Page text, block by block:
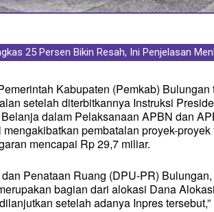
25 Persen Bikin Resah, Ini Penjelasan
Dugaan Keracunan MBG, Sampel Dikirim ke
Kabupaten (Pemkab)
setelah diterbitkannya Instruksi
dalam Pelaksanaan APBN dan
pembatalan proyek-proyek
mencapai Rp 29,7 miliar.
Penataan Ruang (DPU-PR)
bagian dari alokasi Dana
setelah adanya Inpres